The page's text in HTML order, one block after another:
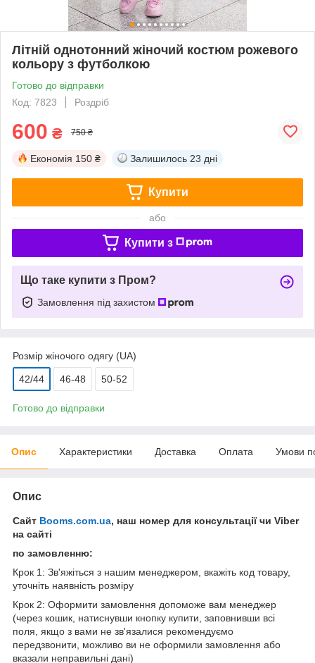
Літній однотонний жіночий костюм рожевого
кольору з футболкою
Готово до відправки
Код: 7823
Роздріб
600 ₴ 750 ₴
Економія 150 ₴ Залишилось 23 дні
Купити
або
Купити з
Що таке купити з Пром?
Замовлення під захистом
Розмір жіночого одягу (UA)
42/44 46-48 50-52
Готово до відправки
Опис Характеристики Доставка Оплата Умови
Опис
Сайт Booms.com.ua, наш номер для консультації чи Viber
на сайті
по замовленню:
Крок 1: Зв'яжіться з нашим менеджером, вкажіть код товару,
уточніть наявність розміру
Крок 2: Оформити замовлення допоможе вам менеджер
(через кошик, натиснувши кнопку купити, заповнивши всі
поля, якщо з вами не зв'язалися рекомендуємо
передзвонити, можливо ви не оформили замовлення або
вказали неправильні дані)